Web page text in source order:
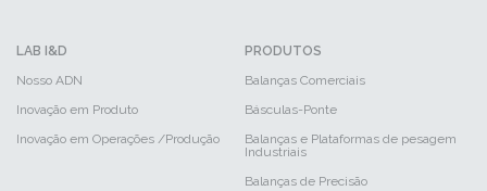
LAB I&D
Nosso ADN
Inovação em Produto
Inovação em Operações /Produção
PRODUTOS
Balanças Comerciais
Básculas-Ponte
Balanças e Plataformas de pesagem
Industriais
Balanças de Precisão